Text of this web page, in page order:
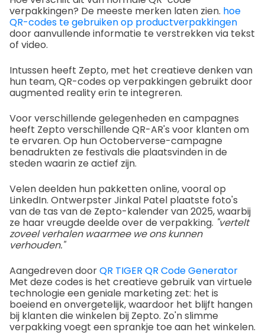
verpakkingen? De meeste merken laten zien. hoe
QR-codes te gebruiken op productverpakkingen
door aanvullende informatie te verstrekken via tekst
of video.
Intussen heeft Zepto, met het creatieve denken van
hun team, QR-codes op verpakkingen gebruikt door
augmented reality erin te integreren.
Voor verschillende gelegenheden en campagnes
heeft Zepto verschillende QR-AR's voor klanten om
te ervaren. Op hun Octoberverse-campagne
benadrukten ze festivals die plaatsvinden in de
steden waarin ze actief zijn.
Velen deelden hun pakketten online, vooral op
LinkedIn. Ontwerpster Jinkal Patel plaatste foto's
van de tas van de Zepto-kalender van 2025, waarbij
ze haar vreugde deelde over de verpakking. "vertelt
zoveel verhalen waarmee we ons kunnen
verhouden."
Aangedreven doorQR TIGER QR Code Generator
Met deze codes is het creatieve gebruik van virtuele
technologie een geniale marketing zet: het is
boeiend en onvergetelijk, waardoor het blijft hangen
bij klanten die winkelen bij Zepto. Zo'n slimme
verpakking voegt een sprankje toe aan het winkelen.